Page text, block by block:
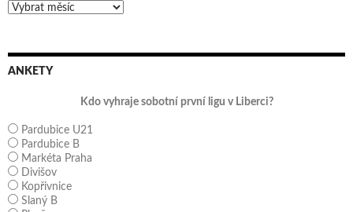
Archivy
ANKETY
Kdo vyhraje sobotní první ligu v Liberci?
Pardubice U21
Pardubice B
Markéta Praha
Divišov
Kopřivnice
Slaný B